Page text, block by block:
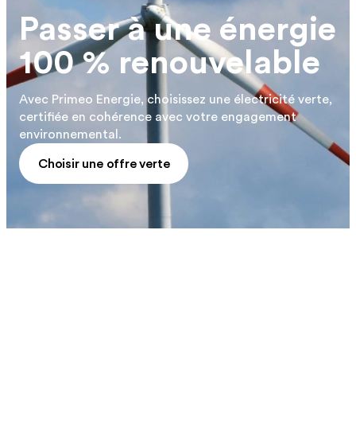
Passer à une énergie
100 % renouvelable
Avec Primeo Energie, choisissez une électricité verte,
certifiée en cohérence avec votre engagement
environnemental.
Choisir une offre verte